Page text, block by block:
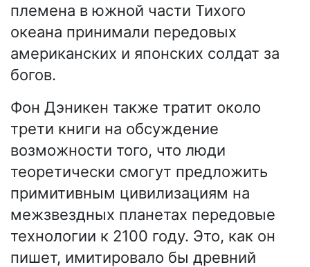
племена в южной части Тихого
океана принимали передовых
американских и японских солдат за
богов.
Фон Дэникен также тратит около
трети книги на обсуждение
возможности того, что люди
теоретически смогут предложить
примитивным цивилизациям на
межзвездных планетах передовые
технологии к 2100 году. Это, как он
пишет, имитировало бы древний